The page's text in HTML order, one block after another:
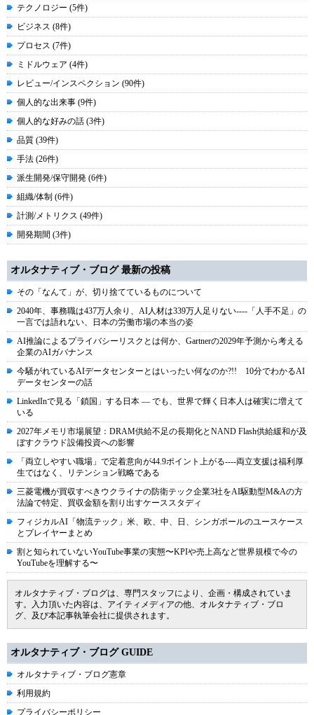
テクノロジー (5件)
ビジネス (8件)
プロセス (7件)
ミドルウェア (4件)
レビュー/インスペクション (90件)
個人的な出来事 (9件)
個人的な好みの話 (3件)
品質 (39件)
手法 (26件)
派生開発/保守開発 (6件)
組織/体制 (6件)
計測/メトリクス (49件)
開発期間 (3件)
オルタナティブ・ブログ 最新の投稿
その「なんて」が、切り捨てているものについて
2040年、事務職は437万人余り、AI人材は339万人足りない----「人手不足」の
一言では語れない、日本の労働市場の本当の姿
AI推論によるプライバシーリスクとは何か、Gartnerの2029年予測から考える
企業のAIガバナンス
今騒がれているAIデータセンターとはいったい何なのか?!! 10分でわかるAI
データセンターの話
LinkedInで見る「鎖国」する日本 ― でも、世界で輝く日本人は確実に増えて
いる
2027年メモリ市場展望：DRAM供給不足の長期化とNAND Flash供給緩和が及
ぼすクラウド設備投資への影響
「両立しやすい職場」で定着意向が44.9ポイント上がる----両立支援は福利厚
生ではなく、リテンション戦略である
三菱電機が買収すべきウクライナの防衛テック企業3社をAI駆動型M&Aの方
法論で特定、買収金額を割り出すケーススタディ
フィジカルAI「物流テック」米、欧、中、日、シンガポールのユースケース
とプレイヤーまとめ
割と知られていないYouTube事業の実態〜KPIや売上高など世界規模で今の
YouTubeを理解する〜
オルタナティブ・ブログは、専門スタッフにより、企画・構成されていま
す。入力頂いた内容は、アイティメディアの他、オルタナティブ・ブロ
グ、及び本記事執筆会社に提供されます。
オルタナティブ・ブログ GUIDE
オルタナティブ・ブログ憲章
利用規約
プライバシーポリシー